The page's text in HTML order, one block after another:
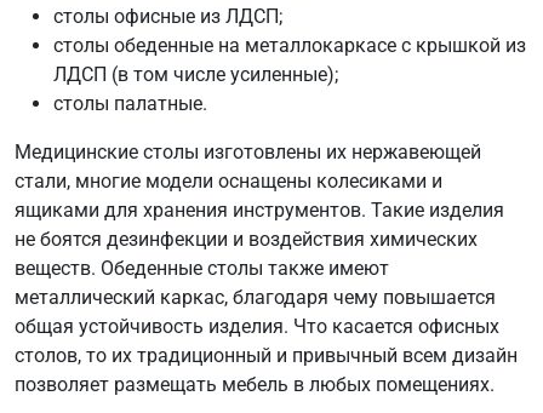
столы офисные из ЛДСП;
столы обеденные на металлокаркасе с крышкой из
ЛДСП (в том числе усиленные);
столы палатные.
Медицинские столы изготовлены их нержавеющей
стали, многие модели оснащены колесиками и
ящиками для хранения инструментов. Такие изделия
не боятся дезинфекции и воздействия химических
веществ. Обеденные столы также имеют
металлический каркас, благодаря чему повышается
общая устойчивость изделия. Что касается офисных
столов, то их традиционный и привычный всем дизайн
позволяет размещать мебель в любых помещениях.